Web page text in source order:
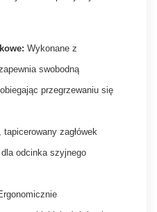
Wykonane z
swobodną
przegrzewaniu się
tapicerowany zagłówek
odcinka szyjnego